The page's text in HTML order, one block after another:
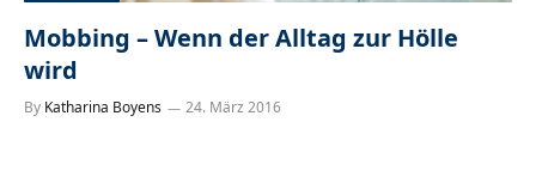
Mobbing – Wenn der Alltag zur Hölle
wird
By Katharina Boyens 24. März 2016